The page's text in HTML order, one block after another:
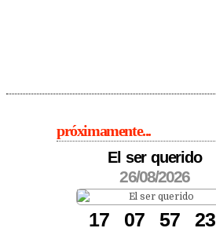
próximamente...
El ser querido
26/08/2026
17 07 57 22